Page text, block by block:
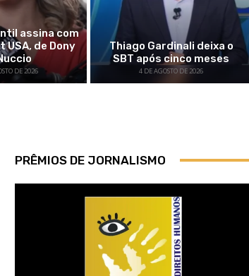
assina com
USA, de Dony
DE 2026
Thiago Gardinali deixa o
SBT após cinco meses
4 DE AGOSTO DE 2026
PRÊMIOS DE JORNALISMO